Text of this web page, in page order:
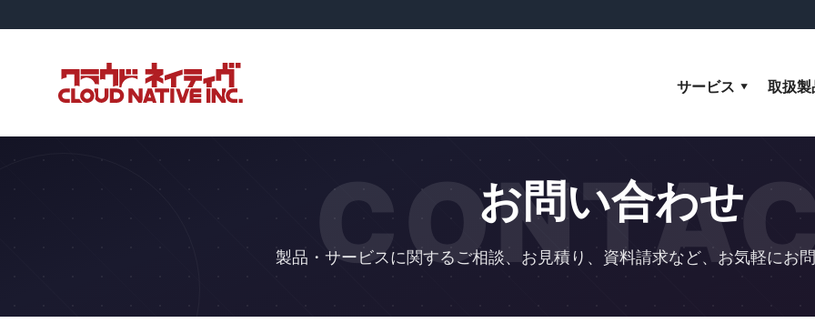
サービス 取扱
お問い合わせ
製品・サービスに関するご相談、お見積り、資料請求など、お気軽にお